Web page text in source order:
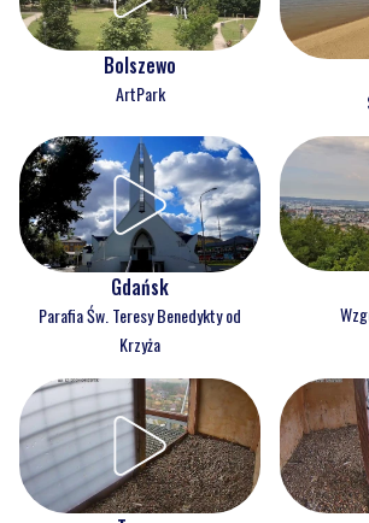
Bolszewo
ArtPark
Gdańsk
Parafia Św. Teresy Benedykty od
Krzyża